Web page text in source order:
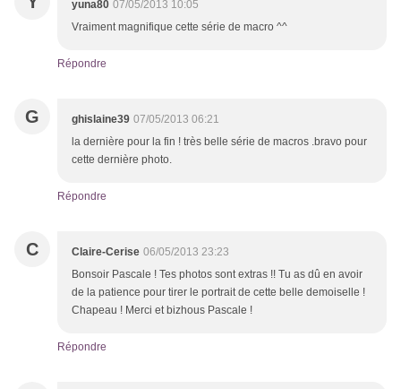
yuna80 07/05/2013 10:05
Vraiment magnifique cette série de macro ^^
Répondre
G ghislaine39 07/05/2013 06:21
la dernière pour la fin ! très belle série de macros .bravo pour
cette dernière photo.
Répondre
C Claire-Cerise 06/05/2013 23:23
Bonsoir Pascale ! Tes photos sont extras !! Tu as dû en avoir
de la patience pour tirer le portrait de cette belle demoiselle !
Chapeau ! Merci et bizhous Pascale !
Répondre